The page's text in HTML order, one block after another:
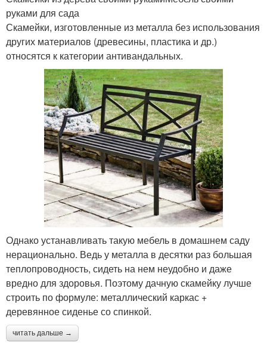
руками для сада
Скамейки, изготовленные из металла без использования
других материалов (древесины, пластика и др.)
относятся к категории антивандальных.
Однако устанавливать такую мебель в домашнем саду
нерационально. Ведь у металла в десятки раз большая
теплопроводность, сидеть на нем неудобно и даже
вредно для здоровья. Поэтому дачную скамейку лучше
строить по формуле: металлический каркас +
деревянное сиденье со спинкой.
читать дальше →